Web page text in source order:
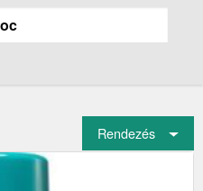
Rendezés